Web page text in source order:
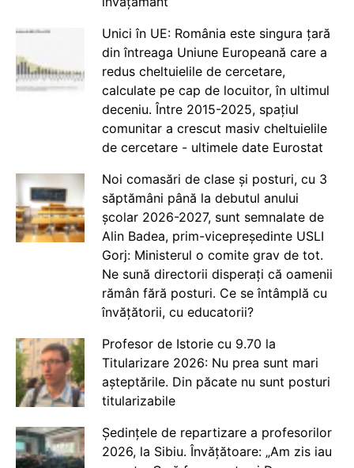
Unici în UE: România este singura țară
din întreaga Uniune Europeană care a
redus cheltuielile de cercetare,
calculate pe cap de locuitor, în ultimul
deceniu. Între 2015-2025, spațiul
comunitar a crescut masiv cheltuielile
de cercetare - ultimele date Eurostat
Noi comasări de clase și posturi, cu 3
săptămâni până la debutul anului
școlar 2026-2027, sunt semnalate de
Alin Badea, prim-vicepreședinte USLI
Gorj: Ministerul o comite grav de tot.
Ne sună directorii disperați că oamenii
rămân fără posturi. Ce se întâmplă cu
învățătorii, cu educatorii?
Profesor de Istorie cu 9.70 la
Titularizare 2026: Nu prea sunt mari
așteptările. Din păcate nu sunt posturi
titularizabile
Ședințele de repartizare a profesorilor
2026, la Sibiu. Învățătoare: „Am zis iau